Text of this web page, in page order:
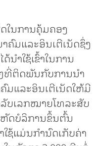
ໃນການຄຸ້ມຄອງ
ຄົມແລະອິນເຕີເນັດຊຶ່ງ
ນໍາໃຊ້ເຂົ້າໃນການ
ທີ່ຕິດພັນກັບການນໍາ
ມແລະອິນເຕີເນັດໃຫ້ມີ
ບເລກໝາຍໂທລະສັບ
ດບໍລິການຂຶ້ນຕົ້ນ
ຊ້ແມ່ນກຳນົດເກັບຄ່າ